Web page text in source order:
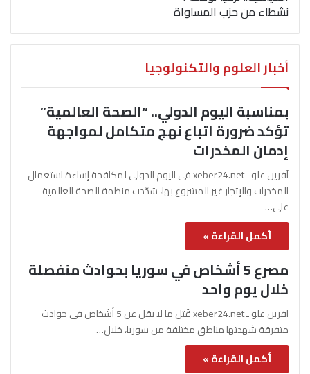
نشطاء من حزب المساواة
أخبار العلوم والتكنولوجيا
بمناسبة اليوم الدولي.. “الصحة العالمية”
تؤكد ضرورة اتباع نهج متكامل لمواجهة
إدمان المخدرات
آفرين علو ـ xeber24.net في اليوم الدولي لمكافحة إساءة استعمال
المخدرات والإتجار غير المشروع بها، شدّدت منظمة الصحة العالمية
على…
أكمل القراءة »
مصرع 5 أشخاص في سوريا بحوادث منفصلة
خلال يوم واحد
آفرين علو ـ xeber24.net قُتل ما لا يقل عن 5 أشخاص في حوادث
متفرقة شهدتها مناطق مختلفة من سوريا، خلال…
أكمل القراءة »